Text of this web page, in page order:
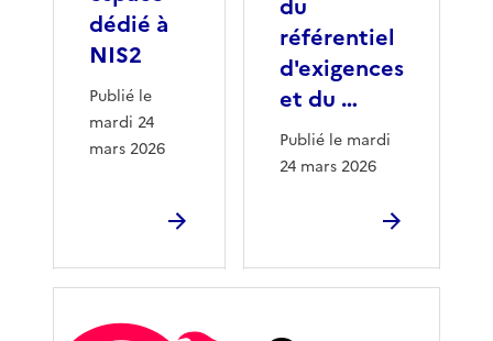
dédié à
NIS2
Publié le
mardi 24
mars 2026
du
référentiel
d'exigences
et du …
Publié le mardi
24 mars 2026